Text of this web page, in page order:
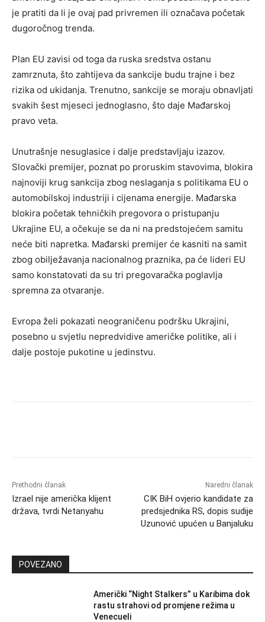
je pratiti da li je ovaj pad privremen ili označava početak
dugoročnog trenda.
Plan EU zavisi od toga da ruska sredstva ostanu
zamrznuta, što zahtijeva da sankcije budu trajne i bez
rizika od ukidanja. Trenutno, sankcije se moraju obnavljati
svakih šest mjeseci jednoglasno, što daje Mađarskoj
pravo veta.
Unutrašnje nesuglasice i dalje predstavljaju izazov.
Slovački premijer, poznat po proruskim stavovima, blokira
najnoviji krug sankcija zbog neslaganja s politikama EU o
automobilskoj industriji i cijenama energije. Mađarska
blokira početak tehničkih pregovora o pristupanju
Ukrajine EU, a očekuje se da ni na predstojećem samitu
neće biti napretka. Mađarski premijer će kasniti na samit
zbog obilježavanja nacionalnog praznika, pa će lideri EU
samo konstatovati da su tri pregovaračka poglavlja
spremna za otvaranje.
Evropa želi pokazati neograničenu podršku Ukrajini,
posebno u svjetlu nepredvidive američke politike, ali i
dalje postoje pukotine u jedinstvu.
Prethodni članak
Izrael nije američka klijent
država, tvrdi Netanyahu
Naredni članak
CIK BiH ovjerio kandidate za
predsjednika RS, dopis sudije
Uzunović upućen u Banjaluku
POVEZANO
Američki “Night Stalkers” u Karibima dok
rastu strahovi od promjene režima u
Venecueli